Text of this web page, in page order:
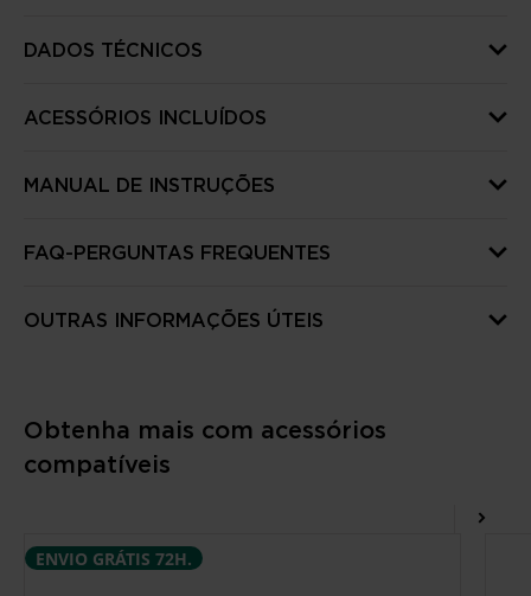
DADOS TÉCNICOS
ACESSÓRIOS INCLUÍDOS
MANUAL DE INSTRUÇÕES
FAQ-PERGUNTAS FREQUENTES
OUTRAS INFORMAÇÕES ÚTEIS
Obtenha mais com acessórios
compatíveis
ENVIO GRÁTIS 72H.